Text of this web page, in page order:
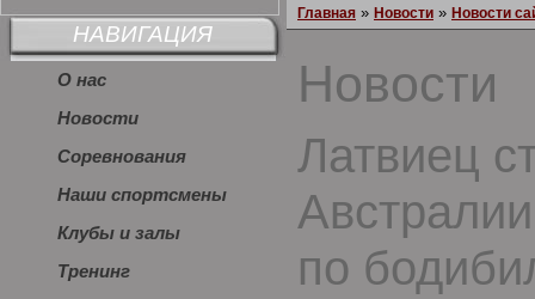
НАВИГАЦИЯ
О нас
Новости
Соревнования
Наши спортсмены
Клубы и залы
Тренинг
Главная » Новости » Новости
Новости
Латвиец
Австралии
по